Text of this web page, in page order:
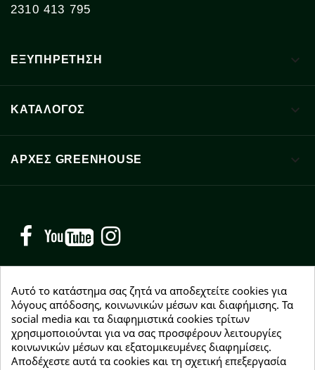
2310 413 795
ΕΞΥΠΗΡΕΤΗΣΗ 
ΚΑΤΑΛΟΓΟΣ 
ΑΡΧΈΣ GREENHOUSE 
Facebook YouTube
NEWSLETTER
Εγγραφείτε δωρεάν και θα είστε οι πρώτοι που θα
λάβετε τα νέα μας γύρω από προσφορές, εκπτώσεις
και νέα προϊόντα.
Αυτό το κατάστημα σας ζητά να αποδεχτείτε cookies για
λόγους απόδοσης, κοινωνικών μέσων και διαφήμισης. Τα
social media και τα διαφημιστικά cookies τρίτων
χρησιμοποιούνται για να σας προσφέρουν λειτουργίες
κοινωνικών μέσων και εξατομικευμένες διαφημίσεις.
Αποδέχεστε αυτά τα cookies και τη σχετική επεξεργασία